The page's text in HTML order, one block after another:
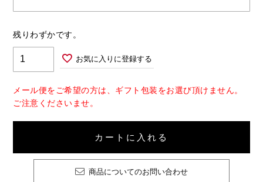
残りわずかです。
お気に入りに登録する
メール便をご希望の方は、ギフト包装をお選び頂けません。
ご注意くださいませ。
カートに入れる
商品についてのお問い合わせ